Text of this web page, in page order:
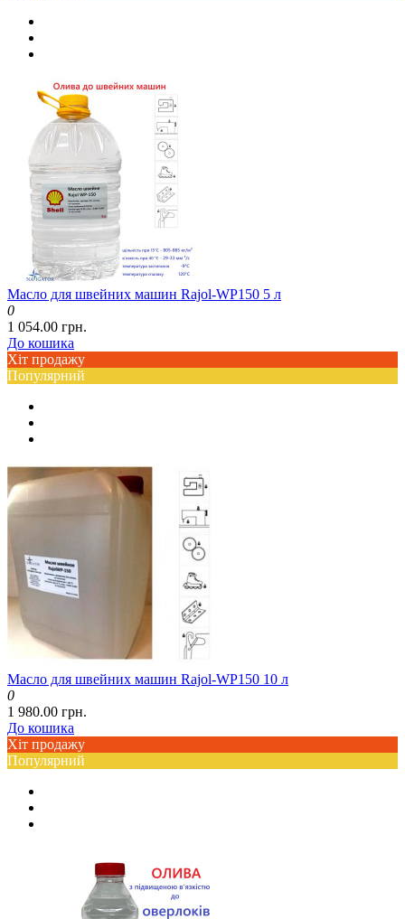
Масло для швейних машин Rajol-WP150 5 л
0
1 054.00 грн.
До кошика
Хіт продажу
Популярний
Масло для швейних машин Rajol-WP150 10 л
0
1 980.00 грн.
До кошика
Хіт продажу
Популярний